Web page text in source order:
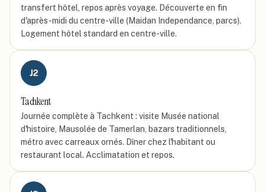
transfert hôtel, repos après voyage. Découverte en fin
d'après-midi du centre-ville (Maidan Independance, parcs).
Logement hôtel standard en centre-ville.
J2
Tachkent
Journée complète à Tachkent : visite Musée national
d'histoire, Mausolée de Tamerlan, bazars traditionnels,
métro avec carreaux ornés. Dîner chez l'habitant ou
restaurant local. Acclimatation et repos.